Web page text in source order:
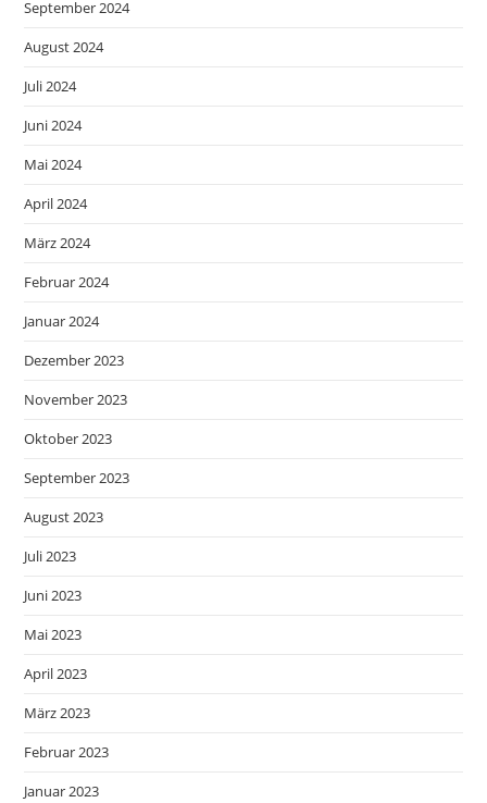
September 2024
August 2024
Juli 2024
Juni 2024
Mai 2024
April 2024
März 2024
Februar 2024
Januar 2024
Dezember 2023
November 2023
Oktober 2023
September 2023
August 2023
Juli 2023
Juni 2023
Mai 2023
April 2023
März 2023
Februar 2023
Januar 2023